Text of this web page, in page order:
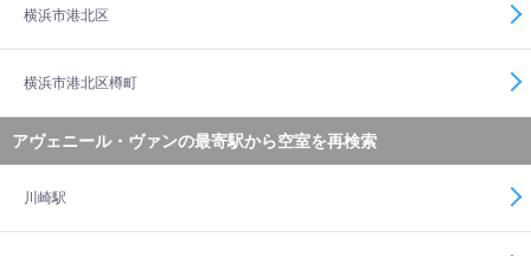
横浜市港北区
横浜市港北区樽町
アヴェニール・ヴァンの最寄駅から空室を再検索
川崎駅